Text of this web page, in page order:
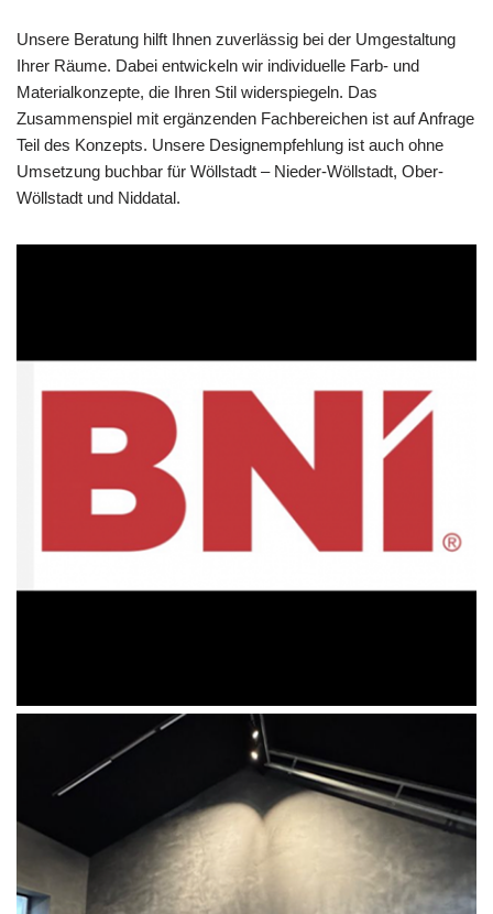
Unsere Beratung hilft Ihnen zuverlässig bei der Umgestaltung
Ihrer Räume. Dabei entwickeln wir individuelle Farb- und
Materialkonzepte, die Ihren Stil widerspiegeln. Das
Zusammenspiel mit ergänzenden Fachbereichen ist auf Anfrage
Teil des Konzepts. Unsere Designempfehlung ist auch ohne
Umsetzung buchbar für Wöllstadt – Nieder-Wöllstadt, Ober-
Wöllstadt und Niddatal.